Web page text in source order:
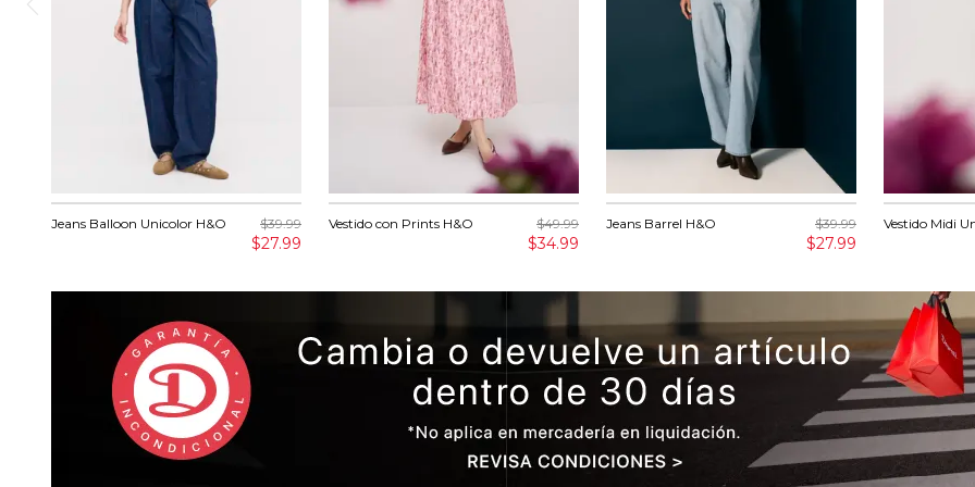
Jeans Balloon Unicolor H&O $39.99
$27.99
Vestido con Prints H&O $49.99
$34.99
Jeans Barrel H&O $39.99
$27.99
Vestido Midi